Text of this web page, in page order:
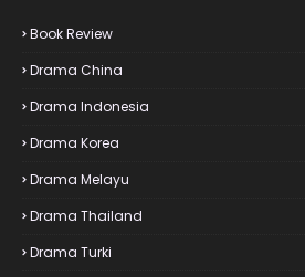
Book Review
Drama China
Drama Indonesia
Drama Korea
Drama Melayu
Drama Thailand
Drama Turki